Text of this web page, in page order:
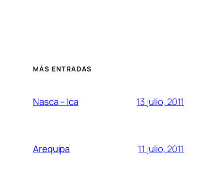
MÁS ENTRADAS
Nasca – Ica 13 julio, 2011
Arequipa 11 julio, 2011